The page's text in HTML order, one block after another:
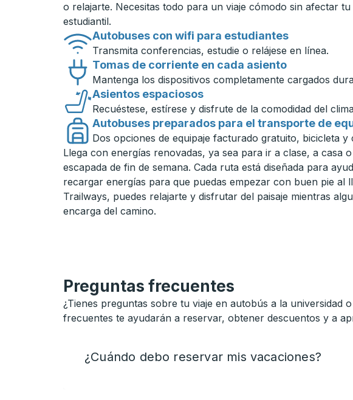
o relajarte. Necesitas todo para un viaje cómodo sin afectar
estudiantil.
Autobuses con wifi para estudiantes
Transmita conferencias, estudie o relájese en línea.
Tomas de corriente en cada asiento
Mantenga los dispositivos completamente cargados
Asientos espaciosos
Recuéstese, estírese y disfrute de la comodidad del
Autobuses preparados para el transporte de
Dos opciones de equipaje facturado gratuito, bicicleta y
Llega con energías renovadas, ya sea para ir a clase, a casa
escapada de fin de semana. Cada ruta está diseñada para
recargar energías para que puedas empezar con buen pie al
Trailways, puedes relajarte y disfrutar del paisaje mientras
encarga del camino.
Preguntas frecuentes
¿Tienes preguntas sobre tu viaje en autobús a la
frecuentes te ayudarán a reservar, obtener descuentos y a
¿Cuándo debo reservar mis vacaciones?